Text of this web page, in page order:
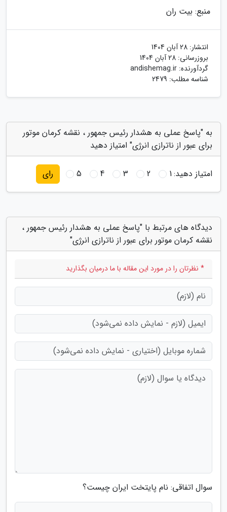
منبع: بیت ران
انتشار: 28 آبان 1404
بروزرسانی: 28 آبان 1404
گردآورنده: andishemag.ir
شناسه مطلب: 2479
به "پاسخ عملی به هشدار رئیس جمهور ، نقشه کرمان موتور
برای عبور از ناترازی انرژی" امتیاز دهید
امتیاز دهید:1
2
3
4
5 رای
دیدگاه های مرتبط با "پاسخ عملی به هشدار رئیس جمهور ،
نقشه کرمان موتور برای عبور از ناترازی انرژی"
* نظرتان را در مورد این مقاله با ما درمیان بگذارید
سوال اتفاقی: نام پایتخت ایران چیست؟